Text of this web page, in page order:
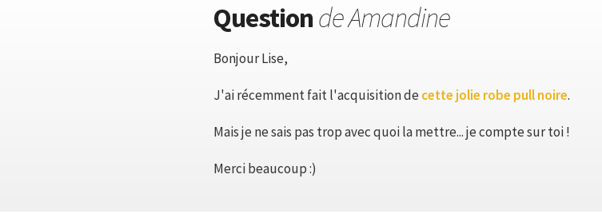
Questionde Amandine
Bonjour Lise,
J'ai récemment fait l'acquisition de cette jolie robe pull noire.
Mais je ne sais pas trop avec quoi la mettre... je compte sur toi !
Merci beaucoup :)